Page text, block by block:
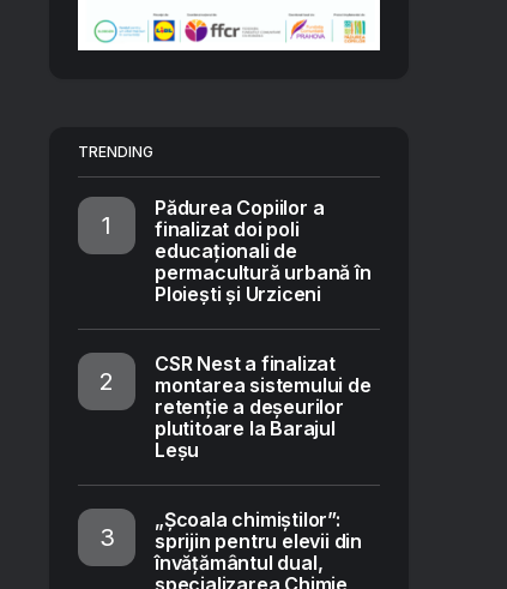
TRENDING
Pădurea Copiilor a
finalizat doi poli
educaționali de
permacultură urbană în
Ploiești și Urziceni
CSR Nest a finalizat
montarea sistemului de
retenție a deșeurilor
plutitoare la Barajul
Leșu
„Școala chimiștilor”:
sprijin pentru elevii din
învățământul dual,
specializarea Chimie